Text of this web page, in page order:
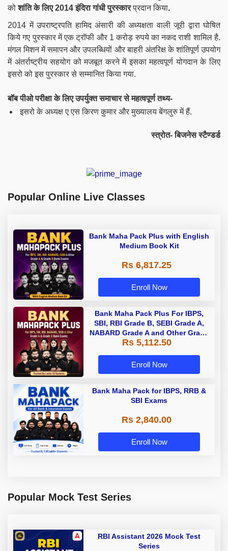
कोशांति के लिए 2014 इंदिरा गांधी पुरस्कारप्रदान किया.
2014 में उपराष्ट्रपति हामिद अंसारी की अध्यक्षता वाली जूरी द्वारा घोषित
किये गए पुरस्कार में एक ट्रॉफी और 1 करोड़ रुपये का नकद राशी शामिल है.
मंगल मिशन में समापन और उपलब्धियों और बाहरी अंतरिक्ष के शांतिपूर्ण उपयोग
में अंतर्राष्ट्रीय सहयोग को मजबूत करने में इसका महत्वपूर्ण योगदानके लिए
इसरो को इस पुरस्कार से सम्मानित किया गया.
बॉब पीओ परीक्षा के लिए उपर्युक्त समाचार से महत्वपूर्ण तथ्य-
इसरो के अध्यक्ष ए एस किरण कुमार और मुख्यालय बेंगलुरु में हैं.
स्त्रोत- बिजनेस स्टैण्डर्ड
Popular Online Live Classes
Bank Maha Pack Plus with English
Medium Book Kit
Rs 6,817.25
Enroll Now
Bank Maha Pack Plus For IBPS,
SBI, RBI Grade B, SEBI Grade A,
NABARD Grade A and Other Grade
A & Grade B Bank Exams
Rs 5,112.50
Enroll Now
Bank Maha Pack for IBPS, RRB &
SBI Exams
Rs 2,840.00
Enroll Now
Popular Mock Test Series
RBI Assistant 2026 Mock Test
Series